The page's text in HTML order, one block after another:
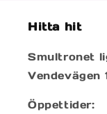
Hitta hit
Smultronet
Vendevägen
Öppettider: